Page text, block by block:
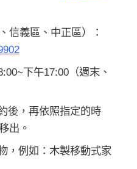
信義區、中正區）：
下午17:00（週末、
後，再依照指定的時
出。
，例如：木製移動式家